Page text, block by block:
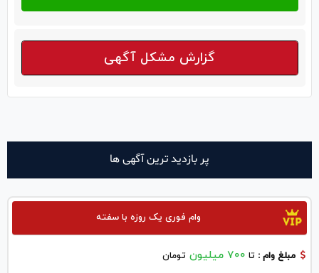
گزارش مشکل آگهی
پر بازدید ترین آگهی ها
وام فوری یک روزه با سفته
مبلغ وام : تا 700 میلیون تومان